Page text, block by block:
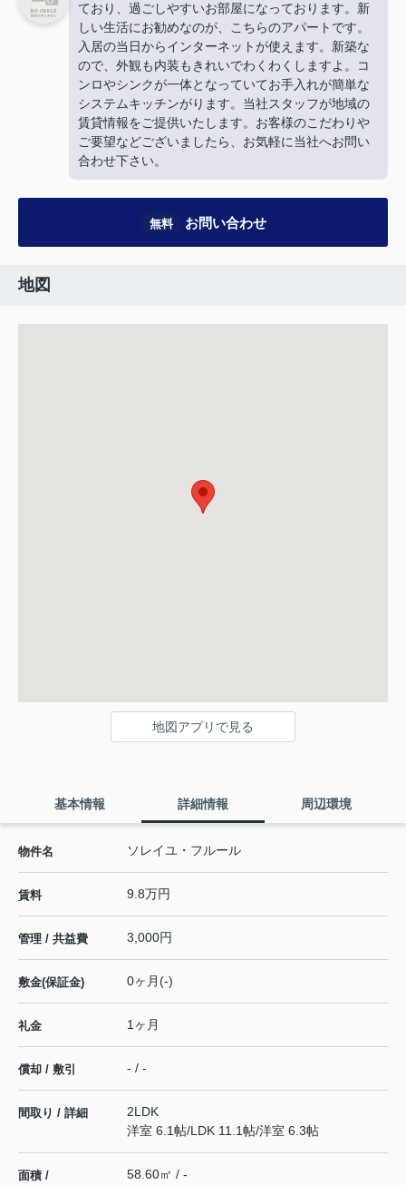
ており、過ごしやすいお部屋になっております。新
しい生活にお勧めなのが、こちらのアパートです。
入居の当日からインターネットが使えます。新築な
ので、外観も内装もきれいでわくわくしますよ。コ
ンロやシンクが一体となっていてお手入れが簡単な
システムキッチンがります。当社スタッフが地域の
賃貸情報をご提供いたします。お客様のこだわりや
ご要望などございましたら、お気軽に当社へお問い
合わせ下さい。
無料 お問い合わせ
地図
地図アプリで見る
基本情報 詳細情報 周辺環境
物件名 ソレイユ・フルール
賃料 9.8万円
管理 / 共益費 3,000円
敷金(保証金) 0ヶ月(-)
礼金 1ヶ月
償却 / 敷引 - / -
間取り / 詳細
2LDK
洋室 6.1帖/LDK 11.1帖/洋室 6.3帖
面積 /
58.60㎡ / -